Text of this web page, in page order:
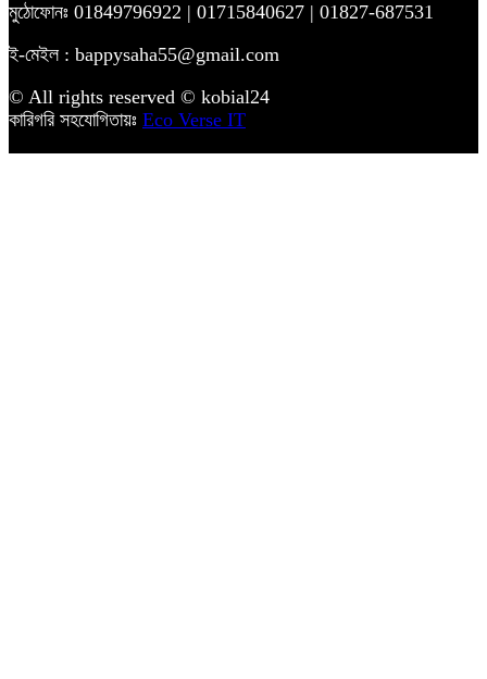
মুঠোফোনঃ 01849796922 | 01715840627 | 01827-687531
ই-মেইল : bappysaha55@gmail.com
© All rights reserved © kobial24
কারিগরি সহযোগিতায়ঃ Eco Verse IT